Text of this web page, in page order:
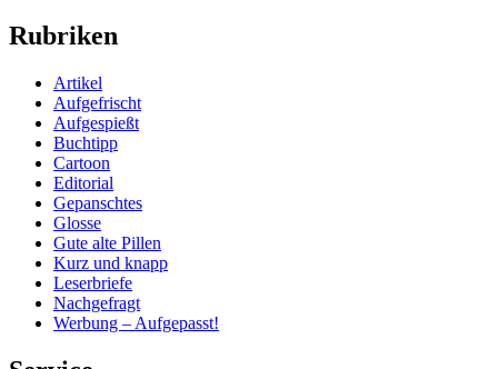
Rubriken
Artikel
Aufgefrischt
Aufgespießt
Buchtipp
Cartoon
Editorial
Gepanschtes
Glosse
Gute alte Pillen
Kurz und knapp
Leserbriefe
Nachgefragt
Werbung – Aufgepasst!